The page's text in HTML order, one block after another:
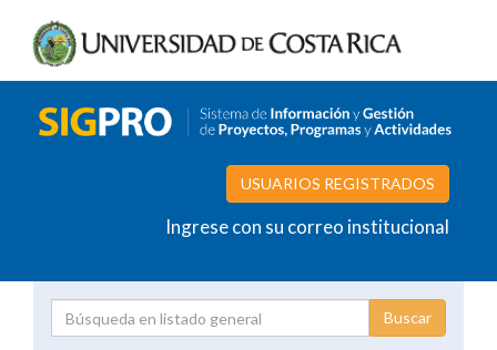
USUARIOS REGISTRADOS
Ingrese con su correo institucional